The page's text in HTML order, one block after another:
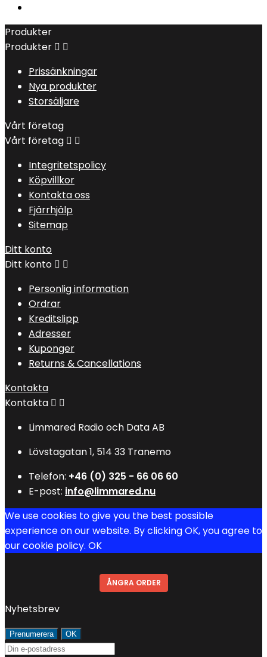
Produkter
Produkter  
Prissänkningar
Nya produkter
Storsäljare
Vårt företag
Vårt företag  
Integritetspolicy
Köpvillkor
Kontakta oss
Fjärrhjälp
Sitemap
Ditt konto
Ditt konto  
Personlig information
Ordrar
Kreditslipp
Adresser
Kuponger
Returns & Cancellations
Kontakta
Kontakta  
Limmared Radio och Data AB
Lövstagatan 1, 514 33 Tranemo
Telefon: +46 (0) 325 - 66 06 60
E-post: info@limmared.nu
We use cookies to give you the best possible
experience on our website. By clicking OK, you agree to
our cookie policy. OK
ÅNGRA ORDER
Nyhetsbrev